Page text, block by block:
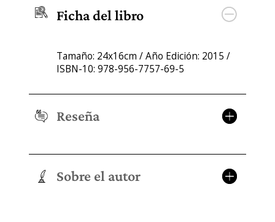
Ficha del libro
Tamaño: 24x16cm / Año Edición: 2015 /
ISBN-10: 978-956-7757-69-5
Reseña
Sobre el autor